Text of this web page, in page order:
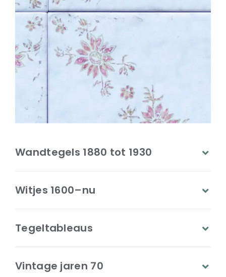
Wandtegels 1880 tot 1930
Witjes 1600–nu
Tegeltableaus
Vintage jaren 70